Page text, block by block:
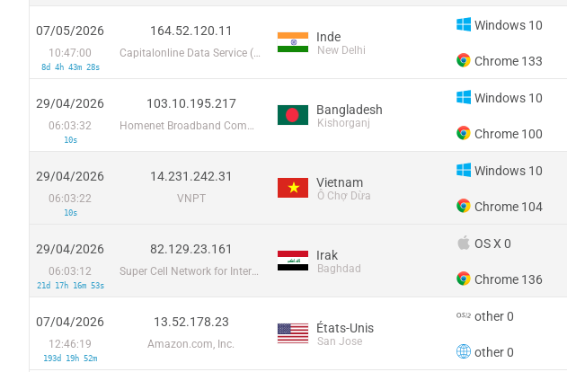
07/05/2026
10:47:00
8d 4h 43m 28s
164.52.120.11
Capitalonline Data Service (HK) Co
Inde
New Delhi
Windows 10
Chrome 133
29/04/2026
06:03:32
10s
103.10.195.217
Homenet Broadband Communication and Technologies
Bangladesh
Kishorganj
Windows 10
Chrome 100
29/04/2026
06:03:22
10s
14.231.242.31
VNPT
Vietnam
Ô Chợ Dừa
Windows 10
Chrome 104
29/04/2026
06:03:12
21d 17h 16m 53s
82.129.23.161
Super Cell Network for Internet Services LTD
Irak
Baghdad
OS X 0
Chrome 136
07/04/2026
12:46:19
193d 19h 52m
13.52.178.23
Amazon.com, Inc.
États-Unis
San Jose
other 0
other 0